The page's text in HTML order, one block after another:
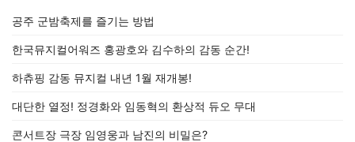
공주 군밤축제를 즐기는 방법
한국뮤지컬어워즈 홍광호와 김수하의 감동 순간!
하츄핑 감동 뮤지컬 내년 1월 재개봉!
대단한 열정! 정경화와 임동혁의 환상적 듀오 무대
콘서트장 극장 임영웅과 남진의 비밀은?